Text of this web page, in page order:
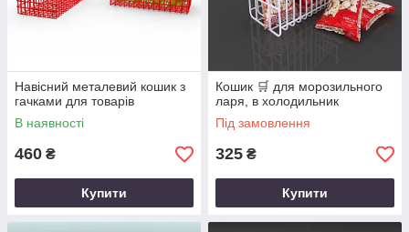
Навісний металевий кошик з
гачками для товарів
В наявності
460 ₴
Купити
Кошик 🛒 для морозильного
ларя, в холодильник
Під замовлення
325 ₴
Купити